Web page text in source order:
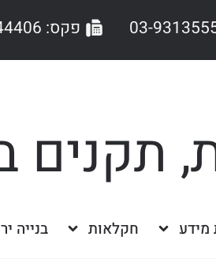
פקס: 03-9044406
תקנים
חקלאות בנייה